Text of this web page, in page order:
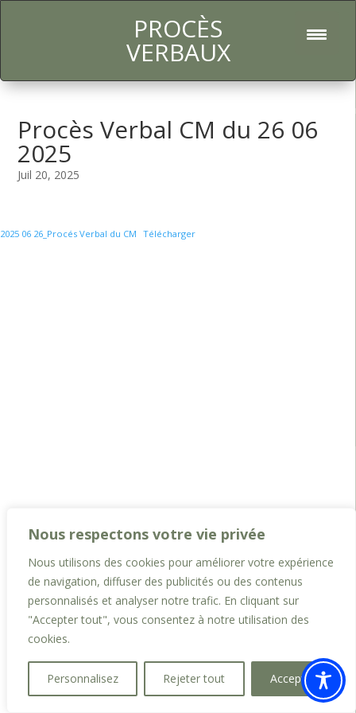
Nous respectons votre vie privée
Nous utilisons des cookies pour améliorer votre expérience
de navigation, diffuser des publicités ou des contenus
personnalisés et analyser notre trafic. En cliquant sur
"Accepter tout", vous consentez à notre utilisation des
cookies.
Personnalisez Rejeter tout Accepter
PROCÈS
VERBAUX
Procès Verbal CM du 26 06
2025
Juil 20, 2025
2025 06 26_Procés Verbal du CM Télécharger